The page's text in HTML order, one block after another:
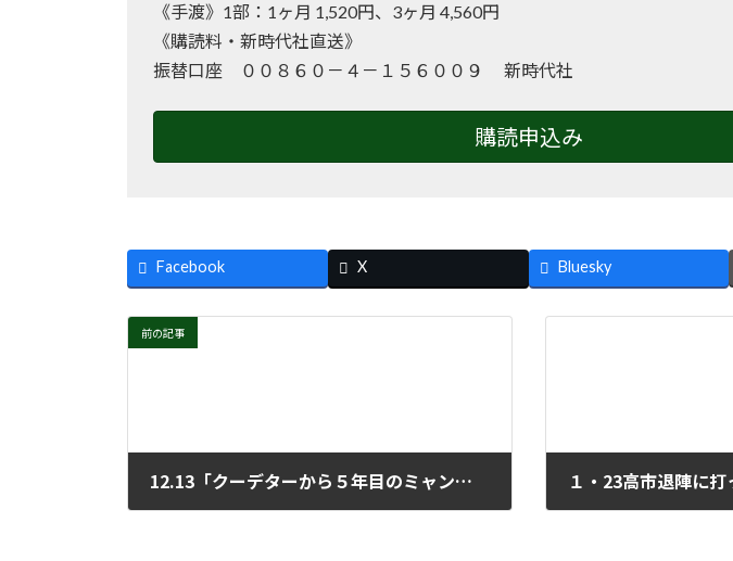
《手渡》1部：1ヶ月 1,520円、3ヶ月 4,560円
《購読料・新時代社直送》
振替口座 ００８６０－４－１５６００９ 新時代社
購読申込み
Facebook X Bluesky
前の記事
12.13「クーデターから５年目のミャンマー」